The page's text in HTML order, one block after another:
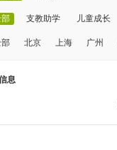
支教助学 儿童成长
北京 上海 广州
息